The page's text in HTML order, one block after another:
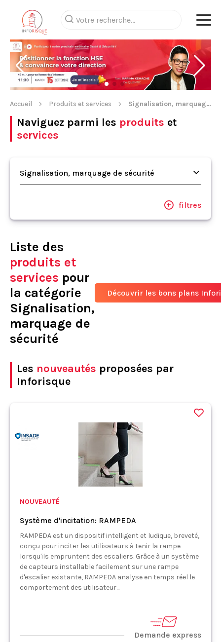
Accueil Produits et services Signalisation, marquage de sécurité
Naviguez parmi les produits et
services
Signalisation, marquage de sécurité
filtres
Liste des
produits et
services pour
la catégorie
Signalisation,
marquage de
sécurité
Découvrir les bons plans
Les nouveautés proposées par
Inforisque
NOUVEAUTÉ
Système d'incitation: RAMPEDA
RAMPEDA est un dispositif intelligent et ludique, breveté,
conçu pour inciter les utilisateurs à tenir la rampe
lorsqu'ils empruntent des escaliers. Grâce à un système
de capteurs installable facilement sur une rampe
d'escalier existante, RAMPEDA analyse en temps réel le
comportement des utilisateur...
Demande express